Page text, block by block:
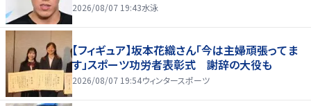
2026/08/07 19:43水泳
【フィギュア】坂本花織さん「今は主婦頑張ってま
す」スポーツ功労者表彰式 謝辞の大役も
2026/08/07 19:54ウィンタースポーツ